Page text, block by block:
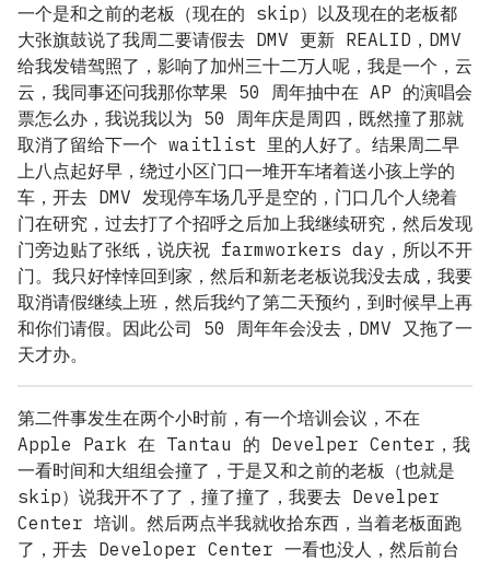
一个是和之前的老板（现在的 skip）以及现在的老板都
大张旗鼓说了我周二要请假去 DMV 更新 REALID，DMV
给我发错驾照了，影响了加州三十二万人呢，我是一个，云
云，我同事还问我那你苹果 50 周年抽中在 AP 的演唱会
票怎么办，我说我以为 50 周年庆是周四，既然撞了那就
取消了留给下一个 waitlist 里的人好了。结果周二早
上八点起好早，绕过小区门口一堆开车堵着送小孩上学的
车，开去 DMV 发现停车场几乎是空的，门口几个人绕着
门在研究，过去打了个招呼之后加上我继续研究，然后发现
门旁边贴了张纸，说庆祝 farmworkers day，所以不开
门。我只好悻悻回到家，然后和新老老板说我没去成，我要
取消请假继续上班，然后我约了第二天预约，到时候早上再
和你们请假。因此公司 50 周年年会没去，DMV 又拖了一
天才办。
第二件事发生在两个小时前，有一个培训会议，不在
Apple Park 在 Tantau 的 Develper Center，我
一看时间和大组组会撞了，于是又和之前的老板（也就是
skip）说我开不了了，撞了撞了，我要去 Develper
Center 培训。然后两点半我就收拾东西，当着老板面跑
了，开去 Developer Center 一看也没人，然后前台